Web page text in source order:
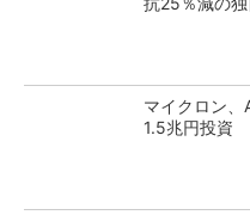
マイクロン
1.5兆円投資